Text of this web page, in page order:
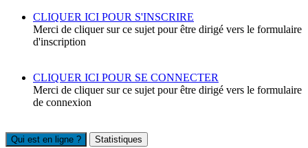
CLIQUER ICI POUR S'INSCRIRE
Merci de cliquer sur ce sujet pour être dirigé vers le formulaire
d'inscription
CLIQUER ICI POUR SE CONNECTER
Merci de cliquer sur ce sujet pour être dirigé vers le formulaire
de connexion
Qui est en ligne ? Statistiques